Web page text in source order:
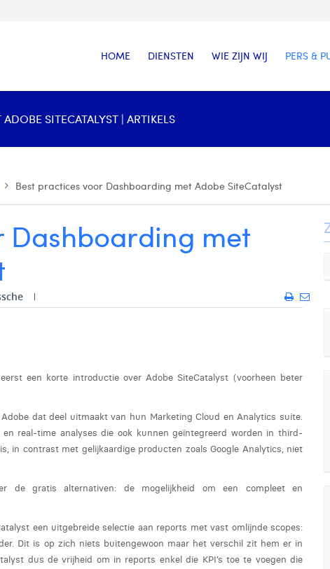
HOME DIENSTEN WIE ZIJN WIJ PERS &
SITECATALYST | ARTIKELS
Best practices voor Dashboarding met Adobe SiteCatalyst
Dashboarding met
een korte introductie over Adobe SiteCatalyst (voorheen beter
dat deel uitmaakt van hun Marketing Cloud en Analytics suite.
real-time analyses die ook kunnen geïntegreerd worden in third-
in contrast met gelijkaardige producten zoals Google Analytics, niet
de gratis alternativen: de mogelijkheid om een compleet en
een uitgebreide selectie aan reports met vast omlijnde scopes:
Dit is op zich niets buitengewoon maar het verschil zit hem er in
dus de vrijheid om in reports enkel die KPI’s toe te voegen die